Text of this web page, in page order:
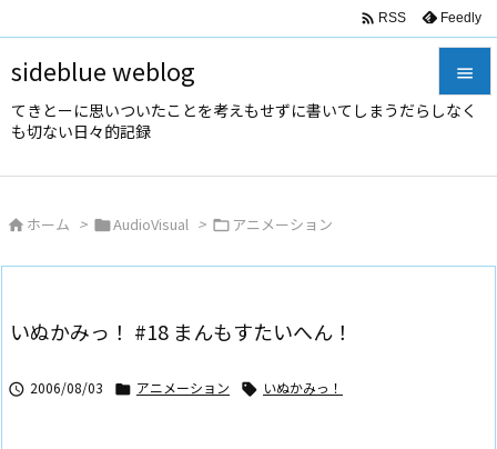
sideblue weblog
てきとーに思いついたことを考えもせずに書いてしまうだらしなく
も切ない日々的記録



 RSS Feedly
 ホーム > AudioVisual > アニメーション
いぬかみっ！ #18 まんもすたいへん！
 2006/08/03  アニメーション  いぬかみっ！